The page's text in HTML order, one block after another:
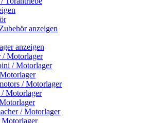
anzeigen
anzeigen
/ Motorlager
/ Motorlager
/ Motorlager
Motorlager
/ Motorlager
Motorlager